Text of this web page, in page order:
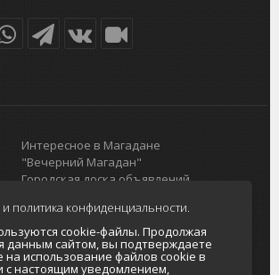
Интересное в Магадане
"Вечерний Магадан"
Городская доска объявлений
Главный туристический портал
Колымы
Политика в отношении обработки
персональных данных
политика конфиденциальности.
cookie-файлы. Продолжая
данным сайтом, вы подтверждаете
на использование файлов cookie в
с настоящим уведомлением,